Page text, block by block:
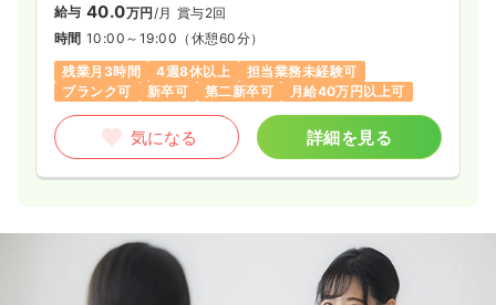
給与 40.0万円/月 賞与2回
時間 10:00～19:00 （休憩60分）
残業月3時間
4週8休以上
担当業務未経験可
ブランク可
新卒可 第二新卒可 月給40万円以上可
気になる 詳細を見る